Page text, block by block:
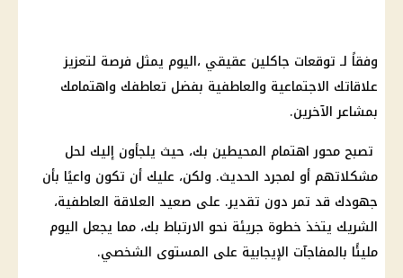
وفقاً لـ توقعات جاكلين عقيقي ،اليوم يمثل فرصة لتعزيز
علاقاتك الاجتماعية والعاطفية بفضل تعاطفك واهتمامك
بمشاعر الآخرين.
تصبح محور اهتمام المحيطين بك، حيث يلجأون إليك لحل
مشكلاتهم أو لمجرد الحديث. ولكن، عليك أن تكون واعيًا بأن
جهودك قد تمر دون تقدير. على صعيد العلاقة العاطفية،
الشريك يتخذ خطوة جريئة نحو الارتباط بك، مما يجعل اليوم
مليئًا بالمفاجآت الإيجابية على المستوى الشخصي.